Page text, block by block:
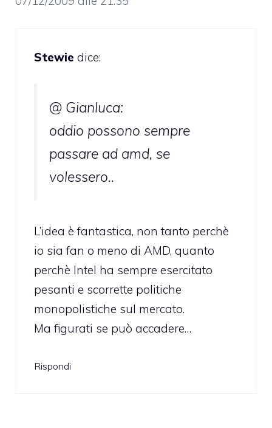
Stewie dice:
@ Gianluca:
oddio possono sempre
passare ad amd, se
volessero..
L’idea è fantastica, non tanto perchè
io sia fan o meno di AMD, quanto
perchè Intel ha sempre esercitato
pesanti e scorrette politiche
monopolistiche sul mercato.
Ma figurati se può accadere…
Rispondi